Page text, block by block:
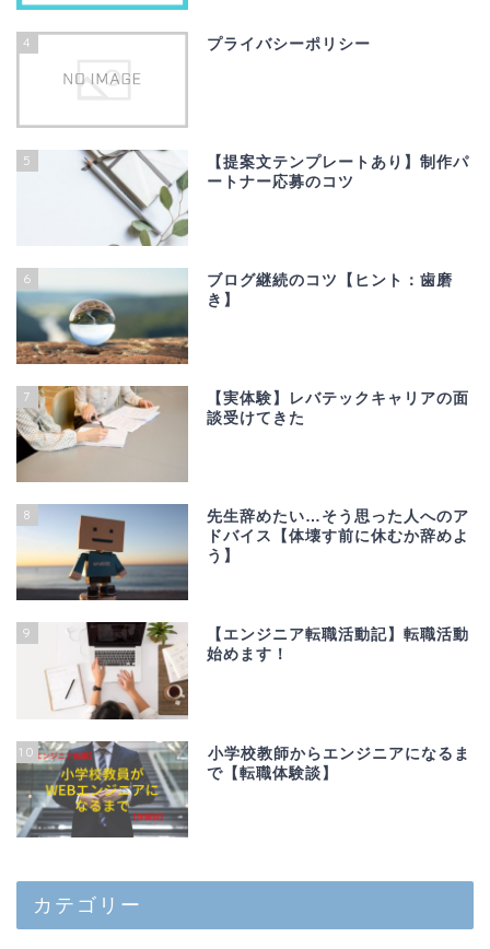
4 プライバシーポリシー
5
【提案文テンプレートあり】制作パ
ートナー応募のコツ
6
ブログ継続のコツ【ヒント：歯磨
き】
7
【実体験】レバテックキャリアの面
談受けてきた
8
先生辞めたい…そう思った人へのア
ドバイス【体壊す前に休むか辞めよ
う】
9
【エンジニア転職活動記】転職活動
始めます！
10
小学校教師からエンジニアになるま
で【転職体験談】
カテゴリー